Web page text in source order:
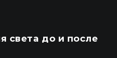
света до и после